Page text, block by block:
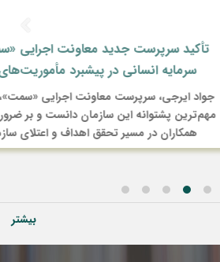
جدید معاونت اجرایی «سمت» بر
انسانی در پیشبرد مأموریت‌های این
سرپرست معاونت اجرایی «سمت»، سرمایه
این سازمان دانست و بر ضرورت توجه به
در مسیر تحقق اهداف و اعتلای سازمان تأکید
بیشتر